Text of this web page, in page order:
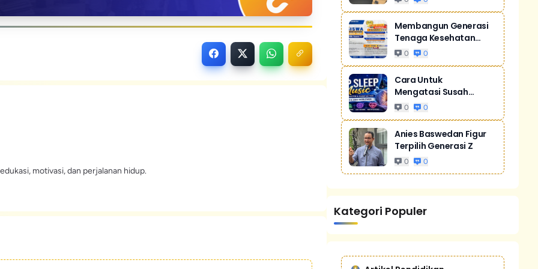
motivasi, dan perjalanan hidup.
Membangun Generasi
Tenaga Kesehatan
Unggul Dan Men...
0 0
Cara Untuk
Mengatasi Susah
Tidur Akibat Stres
0 0
Anies Baswedan Figur
Terpilih Generasi Z
0 0
Kategori Populer